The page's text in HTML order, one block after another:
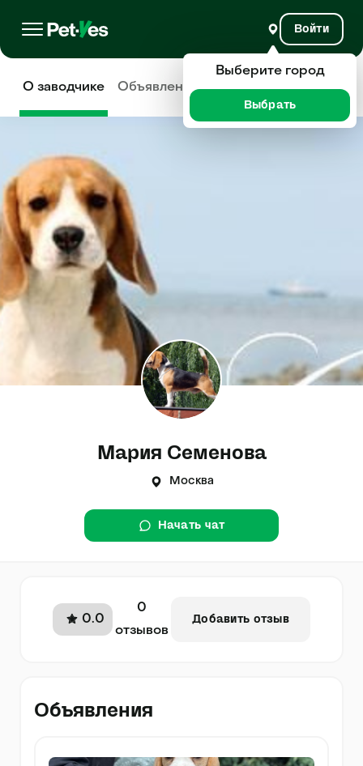
Войти
О заводчике Объявления Отзывы
Мария Семенова
Москва
Начать чат
0.0
0
отзывов
Добавить отзыв
Объявления
Выберите город
Выбрать